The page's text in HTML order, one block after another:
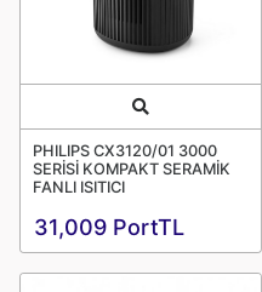
Quick View
PHILIPS CX3120/01 3000
SERİSİ KOMPAKT SERAMİK
FANLI ISITICI
31,009 PortTL